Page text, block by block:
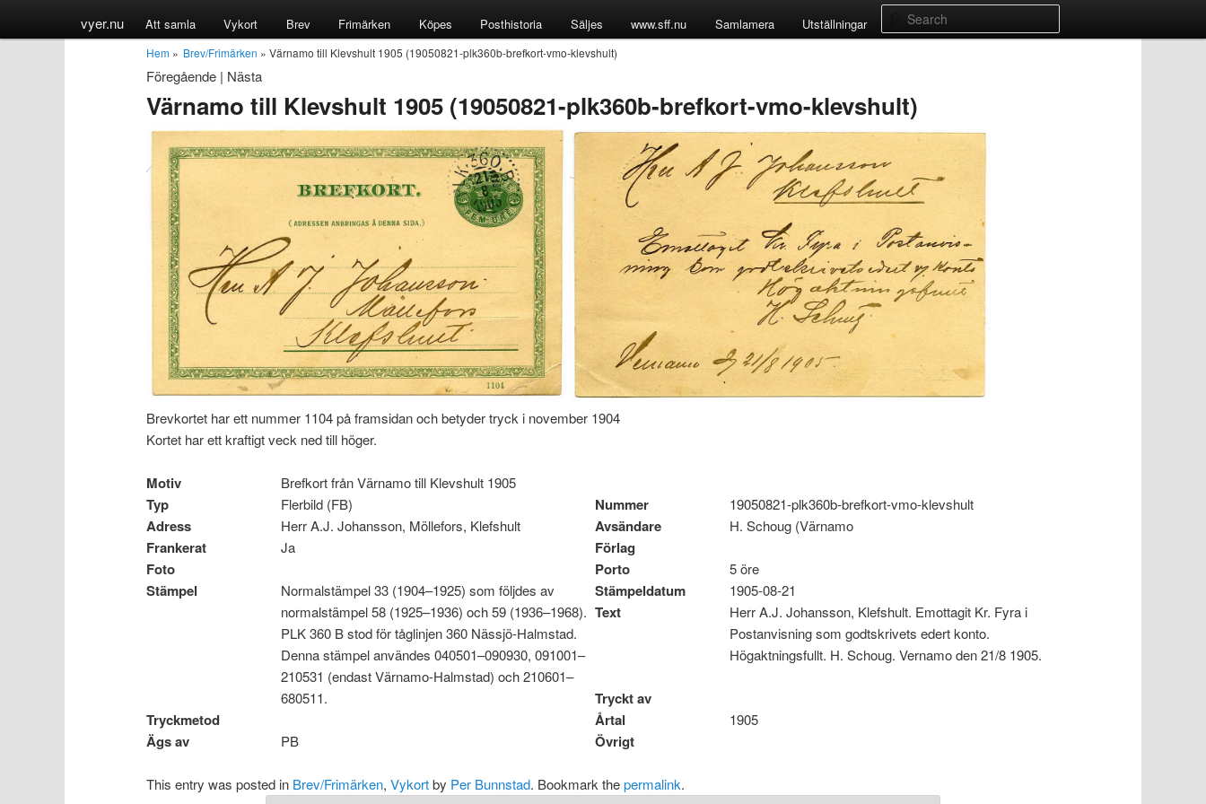
vyer.nu Att samla Vykort Brev Frimärken Köpes Posthistoria Säljes www.sff.nu Samlamera Utställningar Search
Hem » Brev/Frimärken » Värnamo till Klevshult 1905 (19050821-plk360b-brefkort-vmo-klevshult)
Föregående | Nästa
Värnamo till Klevshult 1905 (19050821-plk360b-brefkort-vmo-klevshult)
Brevkortet har ett nummer 1104 på framsidan och betyder tryck i november 1904
Kortet har ett kraftigt veck ned till höger.
Motiv Brefkort från Värnamo till Klevshult 1905
Typ Flerbild (FB) Nummer 19050821-plk360b-brefkort-vmo-klevshult
Adress Herr A.J. Johansson, Möllefors, Klefshult Avsändare H. Schoug (Värnamo
Frankerat Ja
Förlag
Foto
Porto 5 öre
Stämpel
Normalstämpel 33 (1904–1925) som följdes av
normalstämpel 58 (1925–1936) och 59 (1936–1968).
PLK 360 B stod för tåglinjen 360 Nässjö-Halmstad.
Denna stämpel användes 040501–090930, 091001–
210531 (endast Värnamo-Halmstad) och 210601–
680511.
Stämpeldatum 1905-08-21
Text
Herr A.J. Johansson, Klefshult. Emottagit Kr. Fyra i
Postanvisning som godtskrivets edert konto.
Högaktningsfullt. H. Schoug. Vernamo den 21/8 1905.
Tryckt av
Tryckmetod
Årtal 1905
Ägs av PB Övrigt
This entry was posted in Brev/Frimärken, Vykortby Per Bunnstad. Bookmark thepermalink.